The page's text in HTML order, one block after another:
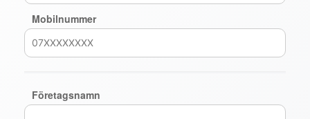
Mobilnummer
Företagsnamn